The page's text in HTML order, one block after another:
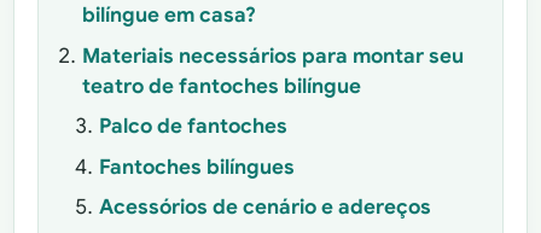
bilíngue em casa?
Materiais necessários para montar seu
teatro de fantoches bilíngue
Palco de fantoches
Fantoches bilíngues
Acessórios de cenário e adereços